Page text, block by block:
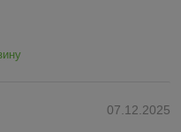
07.12.2025